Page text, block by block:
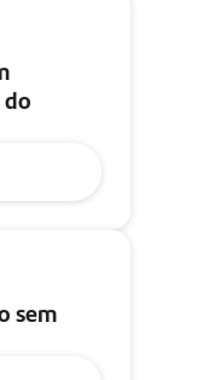
sem